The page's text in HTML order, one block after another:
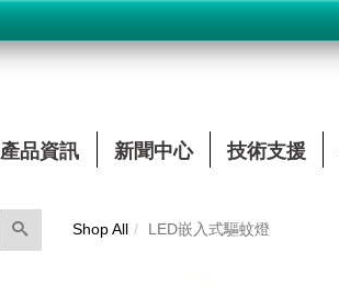
產品資訊 新聞中心 技術支援
Shop All LED嵌入式驅蚊燈